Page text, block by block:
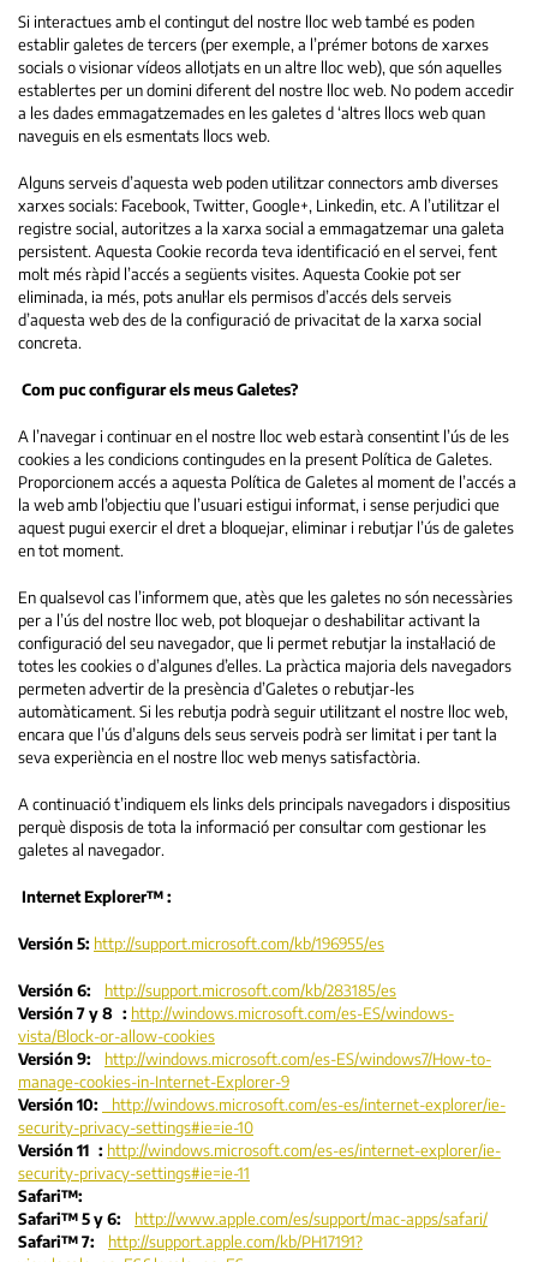
Si interactues amb el contingut del nostre lloc web també es poden
establir galetes de tercers (per exemple, a l’prémer botons de xarxes
socials o visionar vídeos allotjats en un altre lloc web), que són aquelles
establertes per un domini diferent del nostre lloc web. No podem accedir
a les dades emmagatzemades en les galetes d ‘altres llocs web quan
naveguis en els esmentats llocs web.
Alguns serveis d’aquesta web poden utilitzar connectors amb diverses
xarxes socials: Facebook, Twitter, Google+, Linkedin, etc. A l’utilitzar el
registre social, autoritzes a la xarxa social a emmagatzemar una galeta
persistent. Aquesta Cookie recorda teva identificació en el servei, fent
molt més ràpid l’accés a següents visites. Aquesta Cookie pot ser
eliminada, ia més, pots anul·lar els permisos d’accés dels serveis
d’aquesta web des de la configuració de privacitat de la xarxa social
concreta.
Com puc configurar els meus Galetes?
A l’navegar i continuar en el nostre lloc web estarà consentint l’ús de les
cookies a les condicions contingudes en la present Política de Galetes.
Proporcionem accés a aquesta Política de Galetes al moment de l’accés a
la web amb l’objectiu que l’usuari estigui informat, i sense perjudici que
aquest pugui exercir el dret a bloquejar, eliminar i rebutjar l’ús de galetes
en tot moment.
En qualsevol cas l’informem que, atès que les galetes no són necessàries
per a l’ús del nostre lloc web, pot bloquejar o deshabilitar activant la
configuració del seu navegador, que li permet rebutjar la instal·lació de
totes les cookies o d’algunes d’elles. La pràctica majoria dels navegadors
permeten advertir de la presència d’Galetes o rebutjar-les
automàticament. Si les rebutja podrà seguir utilitzant el nostre lloc web,
encara que l’ús d’alguns dels seus serveis podrà ser limitat i per tant la
seva experiència en el nostre lloc web menys satisfactòria.
A continuació t’indiquem els links dels principals navegadors i dispositius
perquè disposis de tota la informació per consultar com gestionar les
galetes al navegador.
Internet Explorer™ :
Versión 5: http://support.microsoft.com/kb/196955/es
Versión 6:
http://support.microsoft.com/kb/283185/es
Versión 7 y 8 : http://windows.microsoft.com/es-ES/windows-
vista/Block-or-allow-cookies
Versión 9:
http://windows.microsoft.com/es-ES/windows7/How-to-
manage-cookies-in-Internet-Explorer-9
Versión 10:
http://windows.microsoft.com/es-es/internet-explorer/ie-
security-privacy-settings#ie=ie-10
Versión 11 : http://windows.microsoft.com/es-es/internet-explorer/ie-
security-privacy-settings#ie=ie-11
Safari™:
Safari™ 5 y 6:
http://www.apple.com/es/support/mac-apps/safari/
Safari™ 7:
http://support.apple.com/kb/PH17191?